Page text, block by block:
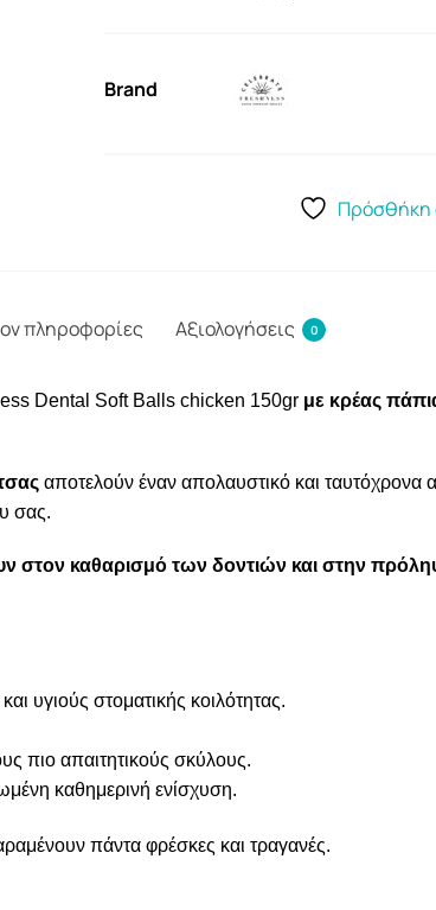
Brand
Πρόσθήκη
πληροφορίες Αξιολογήσεις 0
Dental Soft Balls chicken 150gr με κρέας
αποτελούν έναν απολαυστικό και ταυτόχρονα
σας.
στον καθαρισμό των δοντιών και στην
υγιούς στοματικής κοιλότητας.
πιο απαιτητικούς σκύλους.
καθημερινή ενίσχυση.
πάντα φρέσκες και τραγανές.